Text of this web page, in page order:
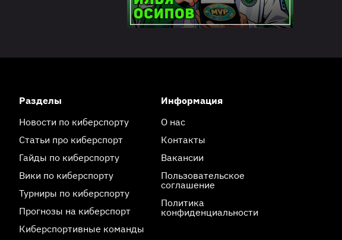
Разделы
Новости по киберспорту
Статьи про киберспорт
Гайды по киберспорту
Вики по киберспорту
Турниры по киберспорту
Прогнозы на киберспорт
Киберспортивные команды
Информация
О нас
Контакты
Вакансии
Пользовательское
соглашение
Политика
конфиденциальности